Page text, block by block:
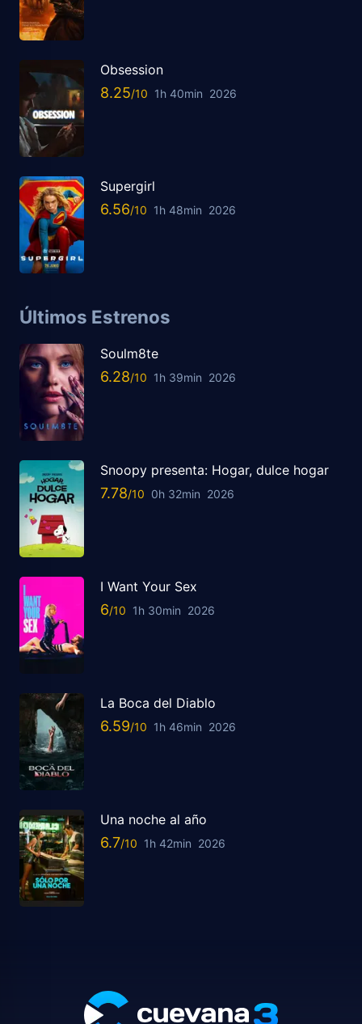
Obsession
8.25 1h 40min 2026
Supergirl
6.56 1h 48min 2026
Últimos Estrenos
Soulm8te
6.28 1h 39min 2026
Snoopy presenta: Hogar, dulce hogar
7.78 0h 32min 2026
I Want Your Sex
6 1h 30min 2026
La Boca del Diablo
6.59 1h 46min 2026
Una noche al año
6.7 1h 42min 2026